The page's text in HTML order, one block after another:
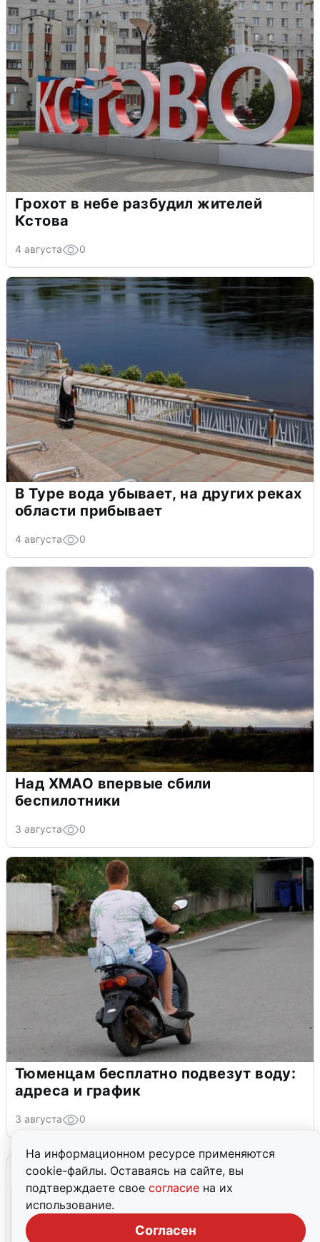
На информационном ресурсе применяются
cookie-файлы. Оставаясь на сайте, вы
подтверждаете свое согласие на их
использование.
Согласен
Грохот в небе разбудил жителей
Кстова
4 августа 0
В Туре вода убывает, на других реках
области прибывает
4 августа 0
Над ХМАО впервые сбили
беспилотники
3 августа 0
Тюменцам бесплатно подвезут воду:
адреса и график
3 августа 0